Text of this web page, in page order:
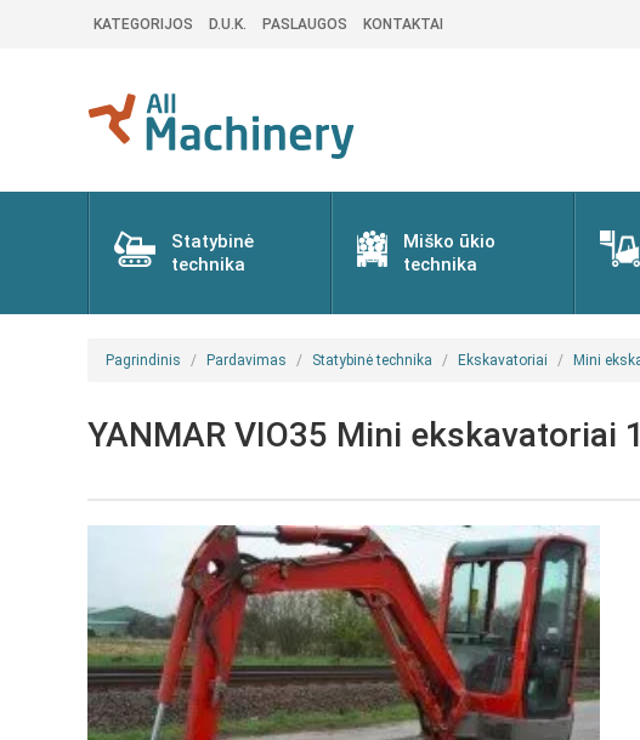
KATEGORIJOS D.U.K. PASLAUGOS KONTAKTAI
Statybinė
technika
Miško ūkio
technika
Pagrindinis Pardavimas Statybinė technika Ekskavatoriai Mini
YANMAR VIO35 Mini ekskavatoriai